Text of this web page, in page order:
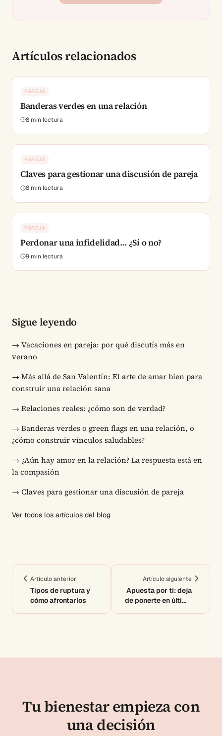
Artículos relacionados
PAREJA
Banderas verdes en una relación
8 min lectura
PAREJA
Claves para gestionar una discusión de pareja
8 min lectura
PAREJA
Perdonar una infidelidad… ¿Sí o no?
9 min lectura
Sigue leyendo
→ Vacaciones en pareja: por qué discutís más en
verano
→ Más allá de San Valentín: El arte de amar bien para
construir una relación sana
→ Relaciones reales: ¿cómo son de verdad?
→ Banderas verdes o green flags en una relación, o
¿cómo construir vínculos saludables?
→ ¿Aún hay amor en la relación? La respuesta está en
la compasión
→ Claves para gestionar una discusión de pareja
Ver todos los artículos del blog
Artículo anterior
Tipos de ruptura y
cómo afrontarlos
Artículo siguiente
Apuesta por ti: deja
de ponerte en último
Tu bienestar empieza con
una decisión